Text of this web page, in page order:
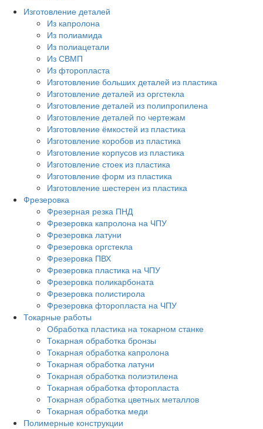
Изготовление деталей
Из капролона
Из полиамида
Из полиацетали
Из СВМП
Из фторопласта
Изготовление больших деталей из пластика
Изготовление деталей из оргстекла
Изготовление деталей из полипропилена
Изготовление деталей по чертежам
Изготовление ёмкостей из пластика
Изготовление коробов из пластика
Изготовление корпусов из пластика
Изготовление стоек из пластика
Изготовление форм из пластика
Изготовление шестерен из пластика
Фрезеровка
Фрезерная резка ПНД
Фрезеровка капролона на ЧПУ
Фрезеровка латуни
Фрезеровка оргстекла
Фрезеровка ПВХ
Фрезеровка пластика на ЧПУ
Фрезеровка поликарбоната
Фрезеровка полистирола
Фрезеровка фторопласта на ЧПУ
Токарные работы
Обработка пластика на токарном станке
Токарная обработка бронзы
Токарная обработка капролона
Токарная обработка латуни
Токарная обработка полиэтилена
Токарная обработка фторопласта
Токарная обработка цветных металлов
Токарная обработка меди
Полимерные конструкции